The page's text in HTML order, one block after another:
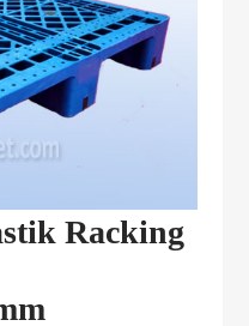
Racking